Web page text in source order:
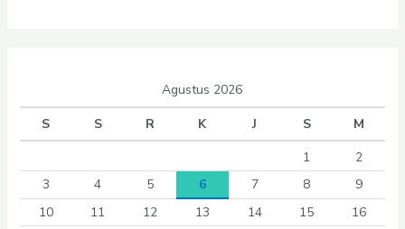
Agustus 2026
S
S R K J S
M
1
2
3
4 5 6 7 8
9
10
11 12 13 14 15
16